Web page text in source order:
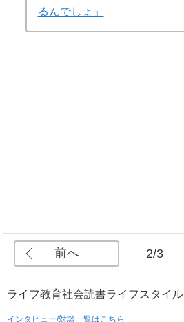
るんでしょ」
前へ 2/3
ライフ教育社会読書ライフスタイル
インタビュー/対談一覧はこちら